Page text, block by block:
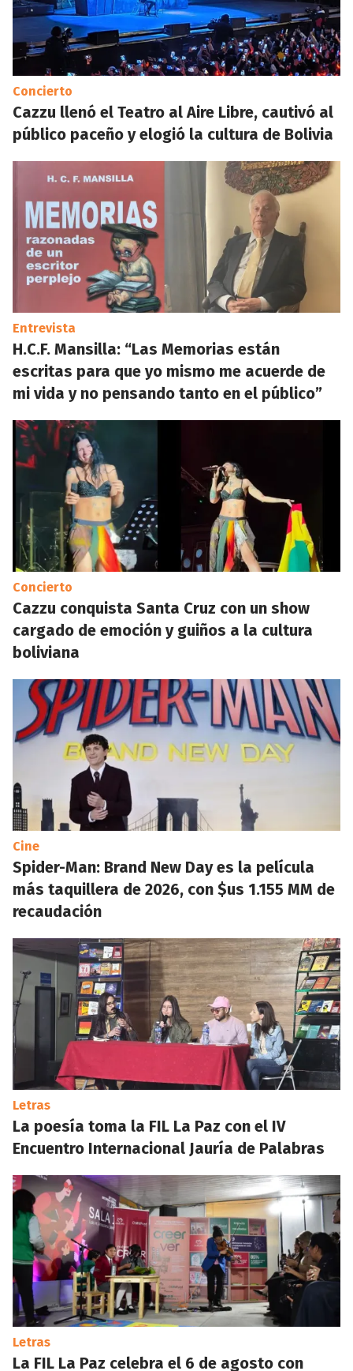
Concierto
Cazzu llenó el Teatro al Aire Libre, cautivó al
público paceño y elogió la cultura de Bolivia
Entrevista
H.C.F. Mansilla: “Las Memorias están
escritas para que yo mismo me acuerde de
mi vida y no pensando tanto en el público”
Concierto
Cazzu conquista Santa Cruz con un show
cargado de emoción y guiños a la cultura
boliviana
Cine
Spider-Man: Brand New Day es la película
más taquillera de 2026, con $us 1.155 MM de
recaudación
Letras
La poesía toma la FIL La Paz con el IV
Encuentro Internacional Jauría de Palabras
Letras
La FIL La Paz celebra el 6 de agosto con